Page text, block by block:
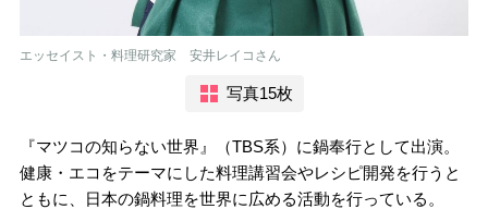
エッセイスト・料理研究家 安井レイコさん
写真15枚
『マツコの知らない世界』（TBS系）に鍋奉行として出演。
健康・エコをテーマにした料理講習会やレシピ開発を行うと
ともに、日本の鍋料理を世界に広める活動を行っている。